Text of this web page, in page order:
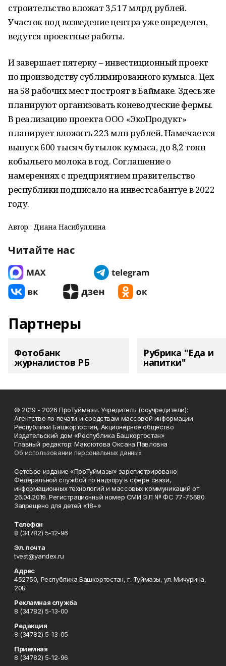
строительство вложат 3,517 млрд рублей.
Участок под возведение центра уже определен,
ведутся проектные работы.
И завершает пятерку – инвестиционный проект
по производству сублимированного кумыса. Цех
на 58 рабочих мест построят в Баймаке. Здесь же
планируют организовать коневодческие фермы.
В реализацию проекта ООО «ЭкоПродукт»
планирует вложить 223 млн рублей. Намечается
выпуск 600 тысяч бутылок кумыса, до 8,2 тонн
кобыльего молока в год. Соглашение о
намерениях с предприятием правительство
республики подписало на инвестсабантуе в 2022
году.
Автор: Диана Насибуллина
Читайте нас
Партнеры
Фотобанк
журналистов РБ
Рубрика "Еда и
напитки"
© 2019 - 2026 ПроТуймазы. Учредитель (соучредители):
Агентство по печати и средствам массовой информации
Республики Башкортостан, Акционерное общество
Издательский дом «Республика Башкортостан»
Главный редактор: Максютова Оксана Павловна
Об использовании персональных данных
Сетевое издание «ПроТуймазы» зарегистрировано
Федеральной службой по надзору в сфере связи,
информационных технологий и массовых коммуникаций от
26.04.2019. Регистрационный номер СМИ ЭЛ № ФС 77-75680.
Запрещено для детей «18+»
Телефон
8 (34782) 5-12-96
Эл. почта
tvest@yandex.ru
Адрес
452750, Республика Башкортостан, г. Туймазы, ул. Мичурина,
20Б
Рекламная служба
8 (34782) 5-13-00
Редакция
8 (34782) 5-13-05
Приемная
8 (34782) 5-12-96